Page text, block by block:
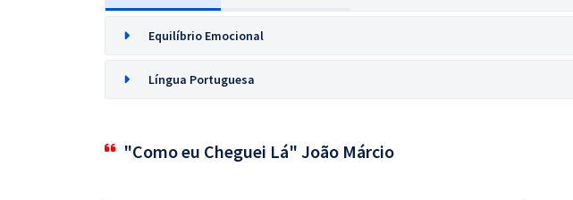
Equilíbrio Emocional
Língua Portuguesa
"Como eu Cheguei Lá" João Márcio